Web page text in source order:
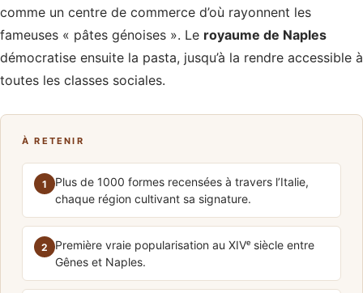
comme un centre de commerce d’où rayonnent les
fameuses « pâtes génoises ». Le royaume de Naples
démocratise ensuite la pasta, jusqu’à la rendre accessible à
toutes les classes sociales.
À RETENIR
1
Plus de 1000 formes recensées à travers l’Italie,
chaque région cultivant sa signature.
2
Première vraie popularisation au XIVᵉ siècle entre
Gênes et Naples.